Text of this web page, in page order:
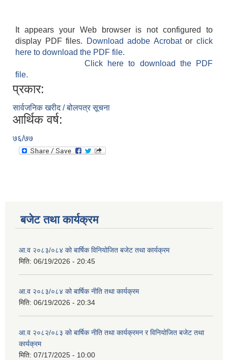
It appears your Web browser is not configured to
display PDF files.
Download adobe Acrobatorclick
here to download the PDF file.
Click here to download the PDF
file.
प्रकार:
सार्वजनिक खरीद / बोलपत्र सूचना
आर्थिक वर्ष:
७६/७७
बजेट तथा कार्यक्रम
आ.व २०८३/०८४ को बार्षिक विनियोजित बजेट तथा कार्यक्रम
मिति: 06/19/2026 - 20:45
आ.व २०८३/०८४ को बार्षिक नीति तथा कार्यक्रम
मिति: 06/19/2026 - 20:34
आ.व २०८२/०८३ को बार्षिक नीति तथा कार्यक्रमन र विनियोजित बजेट तथा
कार्यक्रम
मिति: 07/17/2025 - 10:00